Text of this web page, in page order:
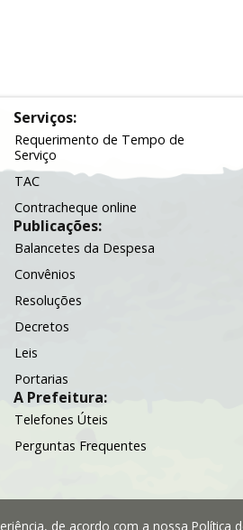
Serviços:
Requerimento de Tempo de
Serviço
TAC
Contracheque online
Publicações:
Balancetes da Despesa
Convênios
Resoluções
Decretos
Leis
Portarias
A Prefeitura:
Telefones Úteis
Perguntas Frequentes
de acordo com a nossaPolítica